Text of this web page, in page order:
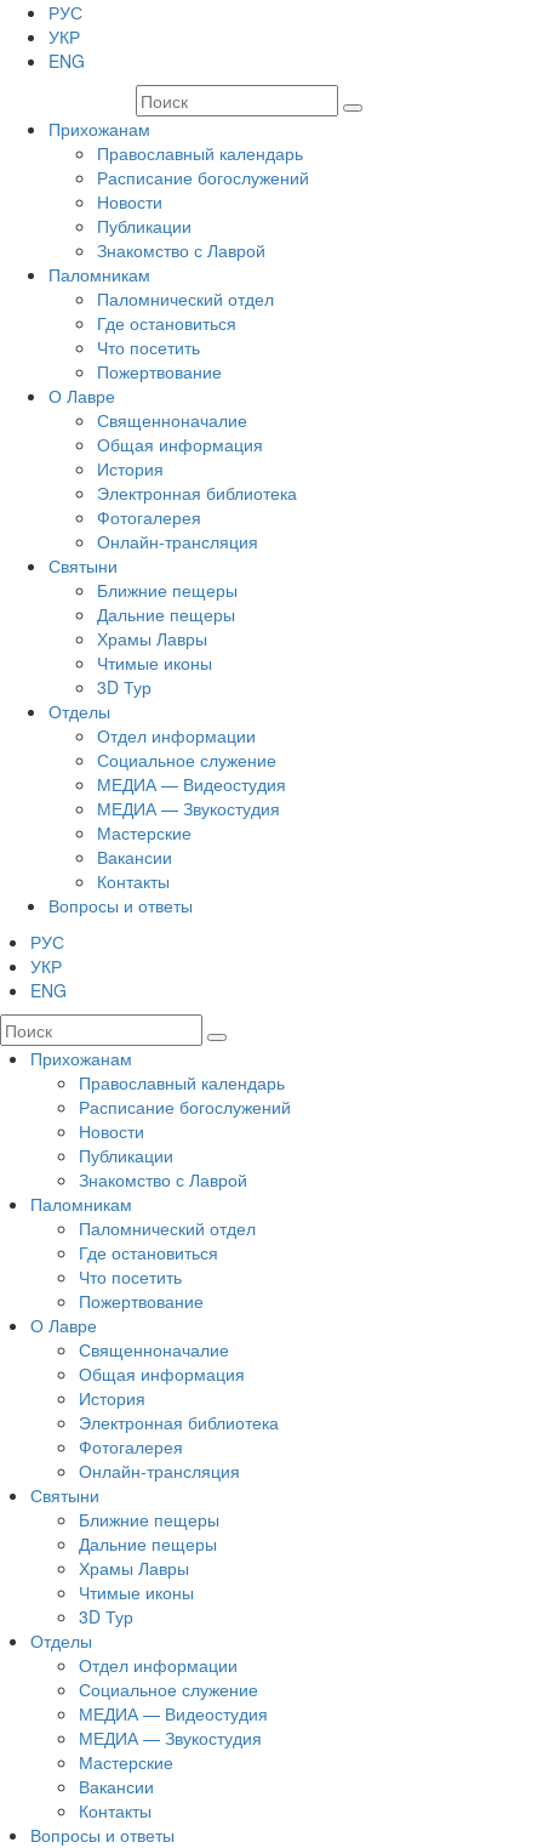
РУС
УКР
ENG
Прихожанам
Православный календарь
Расписание богослужений
Новости
Публикации
Знакомство с Лаврой
Паломникам
Паломнический отдел
Где остановиться
Что посетить
Пожертвование
О Лавре
Священноначалие
Общая информация
История
Электронная библиотека
Фотогалерея
Онлайн-трансляция
Святыни
Ближние пещеры
Дальние пещеры
Храмы Лавры
Чтимые иконы
3D Тур
Отделы
Отдел информации
Социальное служение
МЕДИА — Видеостудия
МЕДИА — Звукостудия
Мастерские
Вакансии
Контакты
Вопросы и ответы
РУС
УКР
ENG
Прихожанам
Православный календарь
Расписание богослужений
Новости
Публикации
Знакомство с Лаврой
Паломникам
Паломнический отдел
Где остановиться
Что посетить
Пожертвование
О Лавре
Священноначалие
Общая информация
История
Электронная библиотека
Фотогалерея
Онлайн-трансляция
Святыни
Ближние пещеры
Дальние пещеры
Храмы Лавры
Чтимые иконы
3D Тур
Отделы
Отдел информации
Социальное служение
МЕДИА — Видеостудия
МЕДИА — Звукостудия
Мастерские
Вакансии
Контакты
Вопросы и ответы